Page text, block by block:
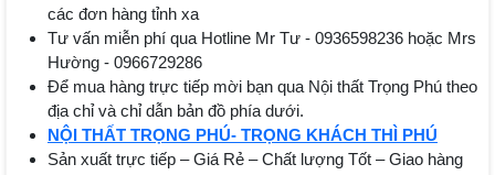
các đơn hàng tỉnh xa
Tư vấn miễn phí qua Hotline Mr Tư - 0936598236 hoặc Mrs
Hường - 0966729286
Để mua hàng trực tiếp mời bạn qua Nội thất Trọng Phú theo
địa chỉ và chỉ dẫn bản đồ phía dưới.
NỘI THẤT TRỌNG PHÚ- TRỌNG KHÁCH THÌ PHÚ
Sản xuất trực tiếp – Giá Rẻ – Chất lượng Tốt – Giao hàng